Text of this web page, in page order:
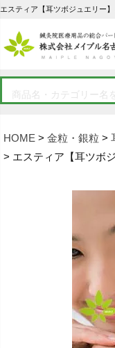
HOME 金粒・銀粒
エスティア【耳ツボ